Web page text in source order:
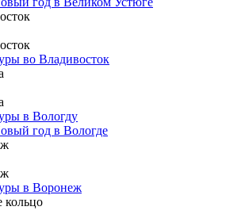
во Владивосток
в Вологду
год в Вологде
в Воронеж
кольцо